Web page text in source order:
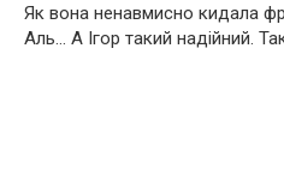
Як вона ненавмисно кидала
Аль… А Ігор такий надійний.